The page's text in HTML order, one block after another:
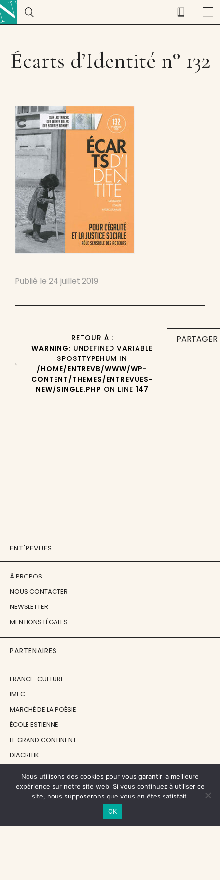
Écarts d’Identité n° 132
Publié le 24 juillet 2019
RETOUR À :
WARNING: UNDEFINED VARIABLE
$POSTTYPEHUM IN
/HOME/ENTREVB/WWW/WP-
CONTENT/THEMES/ENTREVUES-
NEW/SINGLE.PHP ON LINE 147
ENT'REVUES
À PROPOS
NOUS CONTACTER
NEWSLETTER
MENTIONS LÉGALES
PARTENAIRES
FRANCE-CULTURE
IMEC
MARCHÉ DE LA POÉSIE
ÉCOLE ESTIENNE
LE GRAND CONTINENT
DIACRITIK
NOS SOUTIENS
CENTRE NATIONAL DU LIVRE
Nous utilisons des cookies pour vous garantir la meilleure
expérience sur notre site web. Si vous continuez à utiliser ce
site, nous supposerons que vous en êtes satisfait.
OK